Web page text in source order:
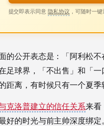
提交即表示同意隐私协议 ，可随时一键
的公开表态是：「阿利松
足球界，「不出售」和「
距离，有时候只有一个夏季
克洛普建立的信任关系来看
好的时光与前主帅深度绑定